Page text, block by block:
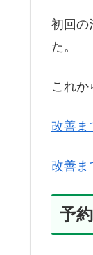
初回の
た。
これか
改善ま
改善
予